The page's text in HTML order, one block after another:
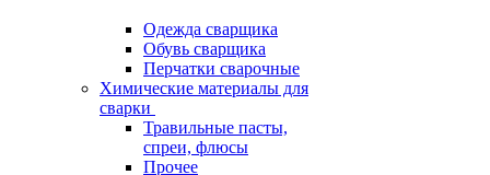
Одежда сварщика
Обувь сварщика
Перчатки сварочные
Химические материалы для
сварки
Травильные пасты,
спреи, флюсы
Прочее